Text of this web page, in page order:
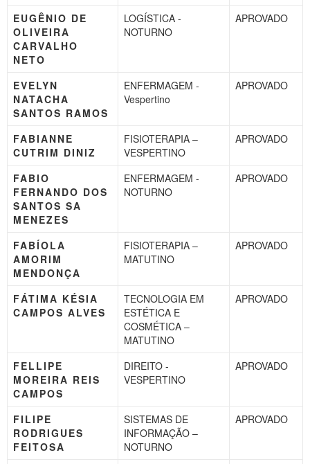
EUGÊNIO DE
OLIVEIRA
CARVALHO
NETO
LOGÍSTICA -
NOTURNO
APROVADO
EVELYN
NATACHA
SANTOS RAMOS
ENFERMAGEM -
Vespertino
APROVADO
FABIANNE
CUTRIM DINIZ
FISIOTERAPIA –
VESPERTINO
APROVADO
FABIO
FERNANDO DOS
SANTOS SA
MENEZES
ENFERMAGEM -
NOTURNO
APROVADO
FABÍOLA
AMORIM
MENDONÇA
FISIOTERAPIA –
MATUTINO
APROVADO
FÁTIMA KÉSIA
CAMPOS ALVES
TECNOLOGIA EM
ESTÉTICA E
COSMÉTICA –
MATUTINO
APROVADO
FELLIPE
MOREIRA REIS
CAMPOS
DIREITO -
VESPERTINO
APROVADO
FILIPE
RODRIGUES
FEITOSA
SISTEMAS DE
INFORMAÇÃO –
NOTURNO
APROVADO